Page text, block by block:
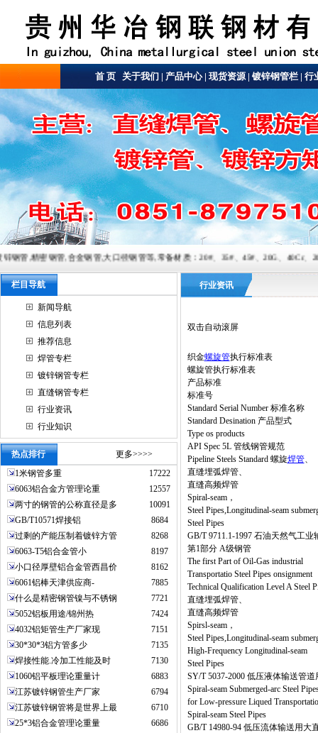
首 页 关于我们 | 产品中心| 现货资源| 镀锌钢管栏 | 行
,精密钢管,合金钢管,大口径钢管等,常备材质：20#、35#、45#、20G、40Cr、
栏目导航
新闻导航
信息列表
推荐信息
焊管专栏
镀锌钢管专栏
直缝钢管专栏
行业资讯
行业知识
热点排行
更多>>>>
1米钢管多重
17222
6063铝合金方管理论重
12557
两寸的钢管的公称直径是多
10091
GB/T10571焊接铝
8684
过剩的产能压制着镀锌方管
8268
6063-T5铝合金管小
8197
小口径厚壁铝合金管西昌价
8162
6061铝棒天津供应商-
7885
什么是精密钢管镍与不锈钢
7721
5052铝板用途/锦州热
7424
4032铝矩管生产厂家现
7151
30*30*3铝方管多少
7135
焊接性能.冷加工性能及时
7130
1060铝平板理论重量计
6883
江苏镀锌钢管生产厂家
6794
江苏镀锌钢管将是世界上最
6710
25*3铝合金管理论重量
6686
行业资讯
双击自动滚屏
织金螺旋管执行标准表
螺旋管执行标准表
产品标准
标准号
Standard Serial Number 标准名称
Standard Desination 产品型式
Type os products
API Spec 5L 管线钢管规范
Pipeline Steels Standard 螺旋焊管、
直缝埋弧焊管、
直缝高频焊管
Spiral-seam，
Steel Pipes,Longitudinal-seam
Steel Pipes
GB/T 9711.1-1997 石油天然气工
第1部分 A级钢管
The first Part of Oil-Gas industrial
Transportatio Steel Pipes onsignment
Technical Qualification Level A Steel
直缝埋弧焊管、
直缝高频焊管
Spirsl-seam，
Steel Pipes,Longitudinal-seam
High-Frequency Longitudinal-seam
Steel Pipes
SY/T 5037-2000 低压液体输送管
Spiral-seam Submerged-arc Steel
for Low-pressure Liqued
Spiral-seam Steel Pipes
GB/T 14980-94 低压流体输送用大